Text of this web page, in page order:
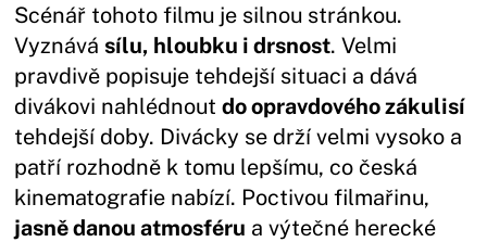
Scénář tohoto filmu je silnou stránkou.
Vyznávásílu, hloubku i drsnost. Velmi
pravdivě popisuje tehdejší situaci a dává
divákovi nahlédnoutdo opravdového zákulisí
tehdejší doby. Divácky se drží velmi vysoko a
patří rozhodně k tomu lepšímu, co česká
kinematografie nabízí. Poctivou filmařinu,
jasně danou atmosféru a výtečné herecké